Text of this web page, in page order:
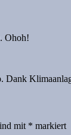
Ohoh!
mit * markiert